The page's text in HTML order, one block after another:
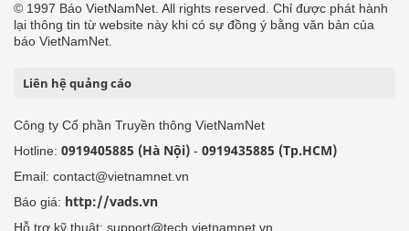
© 1997 Báo VietNamNet. All rights reserved. Chỉ được phát hành
lại thông tin từ website này khi có sự đồng ý bằng văn bản của
báo VietNamNet.
Liên hệ quảng cáo
Công ty Cổ phần Truyền thông VietNamNet
Hotline: 0919405885 (Hà Nội) - 0919435885 (Tp.HCM)
Email: contact@vietnamnet.vn
Báo giá: http://vads.vn
Hỗ trợ kỹ thuật: support@tech.vietnamnet.vn